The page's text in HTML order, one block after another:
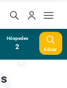
Hóspedes
2 Editar